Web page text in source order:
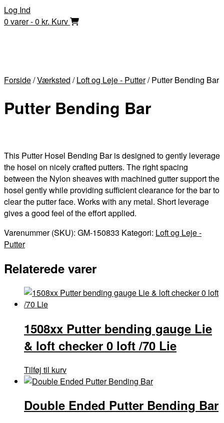
Skip
to
Log Ind
0 varer - 0 kr. Kurv
Forside/Værksted /Loft og Leje - Putter/ Putter Bending Bar
Putter Bending Bar
This Putter Hosel Bending Bar is designed to gently leverage
the hosel on nicely crafted putters. The right spacing
between the Nylon sheaves with machined gutter support the
hosel gently while providing sufficient clearance for the bar to
clear the putter face. Works with any metal. Short leverage
gives a good feel of the effort applied.
Varenummer (SKU): GM-150833 Kategori: Loft og Leje -
Putter
Relaterede varer
1508xx Putter bending gauge Lie
& loft checker 0 loft /70 Lie
Tilføj til kurv
Double Ended Putter Bending Bar